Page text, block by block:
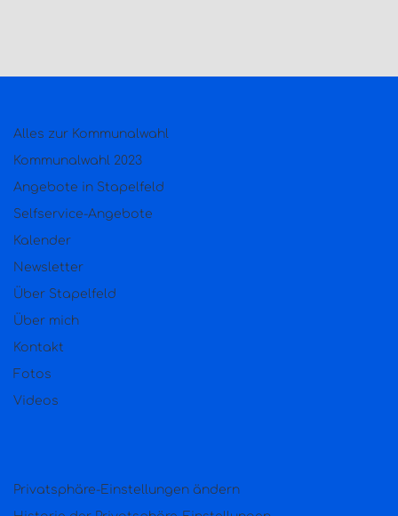
Alles zur Kommunalwahl
Kommunalwahl 2023
Angebote in Stapelfeld
Selfservice-Angebote
Kalender
Newsletter
Über Stapelfeld
Über mich
Kontakt
Fotos
Videos
Privatsphäre-Einstellungen ändern